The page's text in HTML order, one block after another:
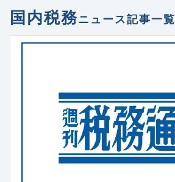
国内税務ニュース記事一覧